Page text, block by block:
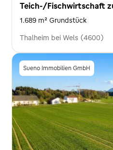
Teich-/Fischwirtschaft
1.689 m² Grundstück
Thalheim bei Wels (4600)
Sueno Immobilien GmbH